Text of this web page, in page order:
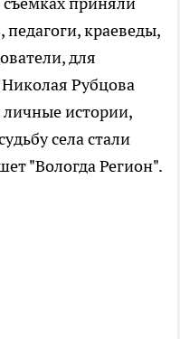
педагоги, краеведы,
для
Рубцова
истории,
села стали
"Вологда Регион".